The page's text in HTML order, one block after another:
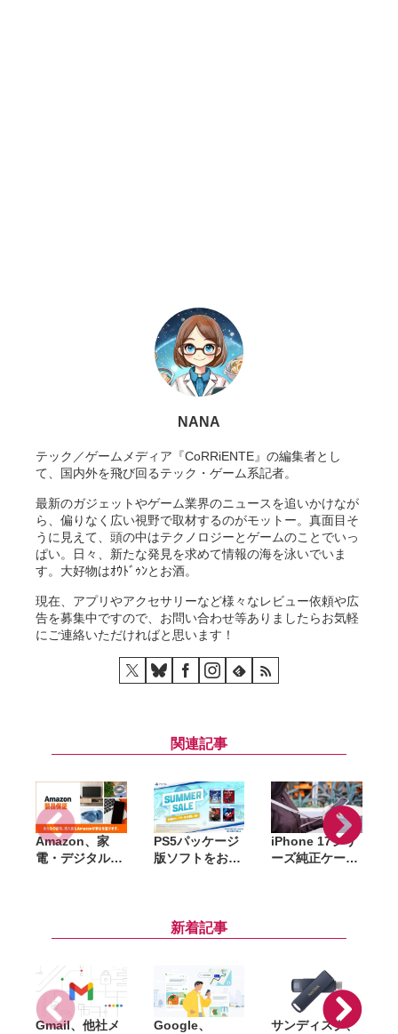
NANA
テック／ゲームメディア『CoRRiENTE』の編集者とし
て、国内外を飛び回るテック・ゲーム系記者。
最新のガジェットやゲーム業界のニュースを追いかけなが
ら、偏りなく広い視野で取材するのがモットー。真面目そ
うに見えて、頭の中はテクノロジーとゲームのことでいっ
ぱい。日々、新たな発見を求めて情報の海を泳いでいま
す。大好物はｵｳﾄﾞｩﾝとお酒。
現在、アプリやアクセサリーなど様々なレビュー依頼や広
告を募集中ですので、お問い合わせ等ありましたらお気軽
にご連絡いただければと思います！
関連記事
Amazon、家
電・デジタル機
までAmazon上
PS5パッケージ
版ソフトをお得
『DEATH
STRANDING
ボット』など対
象
iPhone 17シリ
ーズ純正ケース
ンパーが最大
新着記事
Gmail、他社メ Google、 サンディスク、